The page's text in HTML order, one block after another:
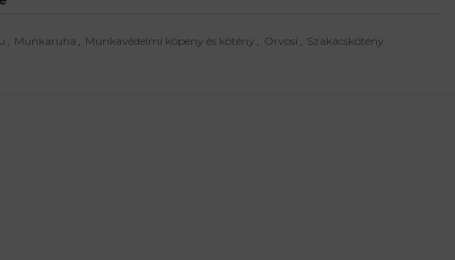
, Munkaruha , Munkavédelmi köpeny és kötény , Orvosi , Szakácskötény